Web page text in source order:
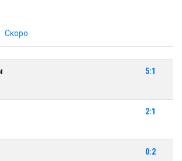
Скоро
5:1
2:1
0:2